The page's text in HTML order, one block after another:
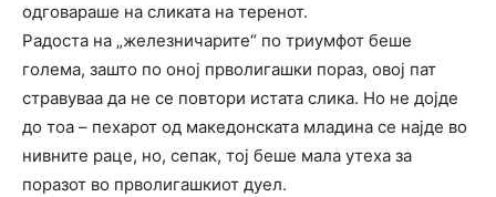
одговараше на сликата на теренот.
Радоста на „железничарите“ по триумфот беше
голема, зашто по оној прволигашки пораз, овој пат
стравуваа да не се повтори истата слика. Но не дојде
до тоа – пехарот од македонската младина се најде во
нивните раце, но, сепак, тој беше мала утеха за
поразот во прволигашкиот дуел.